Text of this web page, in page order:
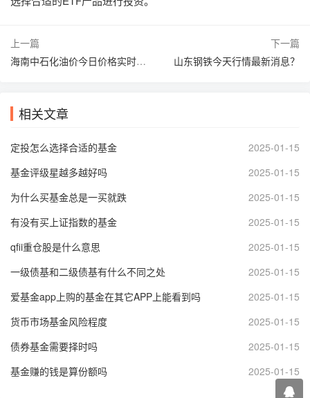
上一篇
海南中石化油价今日价格实时查询？
下一篇
山东钢铁今天行情最新消息？
相关文章
定投怎么选择合适的基金
2025-01-15
基金评级星越多越好吗
2025-01-15
为什么买基金总是一买就跌
2025-01-15
有没有买上证指数的基金
2025-01-15
qfii重仓股是什么意思
2025-01-15
一级债基和二级债基有什么不同之处
2025-01-15
爱基金app上购的基金在其它APP上能看到吗
2025-01-15
货币市场基金风险程度
2025-01-15
债券基金需要择时吗
2025-01-15
基金赚的钱是算份额吗
2025-01-15